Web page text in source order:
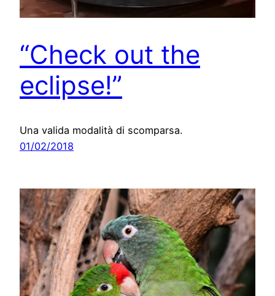
“Check out the
eclipse!”
Una valida modalità di scomparsa.
01/02/2018